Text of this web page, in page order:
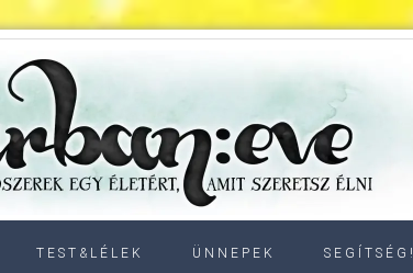
TEST&LÉLEK ÜNNEPEK SEGÍTSÉG!